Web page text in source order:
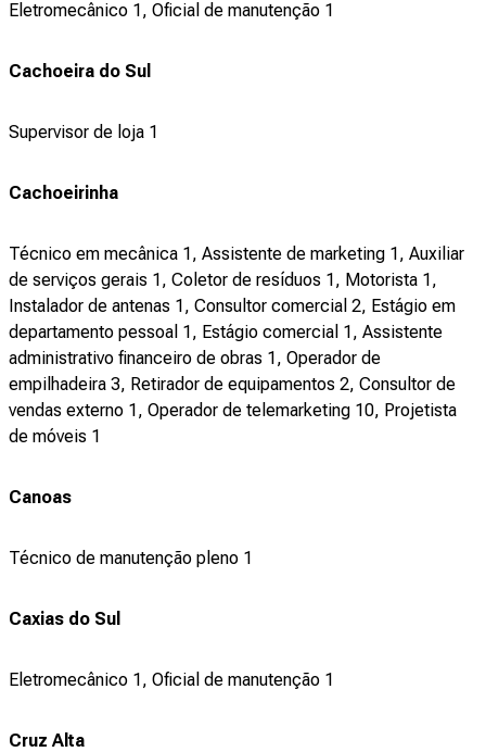
Eletromecânico 1, Oficial de manutenção 1
Cachoeira do Sul
Supervisor de loja 1
Cachoeirinha
Técnico em mecânica 1, Assistente de marketing 1, Auxiliar
de serviços gerais 1, Coletor de resíduos 1, Motorista 1,
Instalador de antenas 1, Consultor comercial 2, Estágio em
departamento pessoal 1, Estágio comercial 1, Assistente
administrativo financeiro de obras 1, Operador de
empilhadeira 3, Retirador de equipamentos 2, Consultor de
vendas externo 1, Operador de telemarketing 10, Projetista
de móveis 1
Canoas
Técnico de manutenção pleno 1
Caxias do Sul
Eletromecânico 1, Oficial de manutenção 1
Cruz Alta